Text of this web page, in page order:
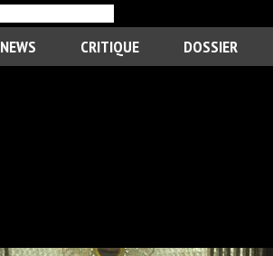
NEWS CRITIQUE DOSSIER